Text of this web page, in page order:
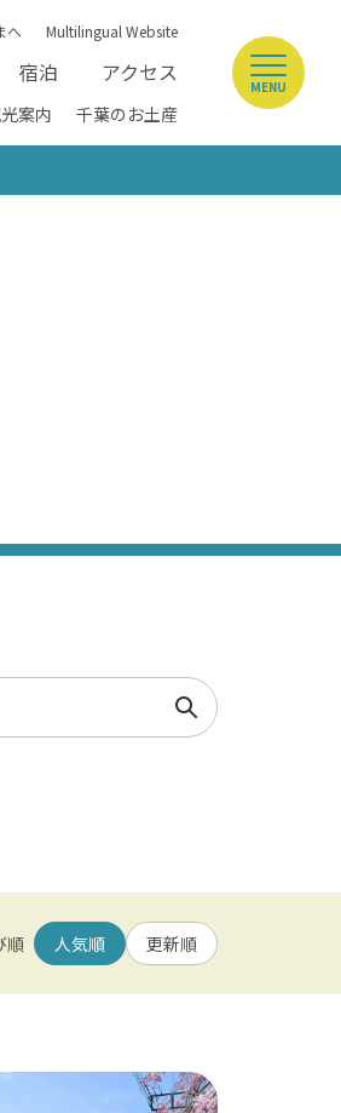
へ Multilingual Website
宿泊 アクセス
案内 千葉のお土産
MENU
検索
順 人気順 更新順